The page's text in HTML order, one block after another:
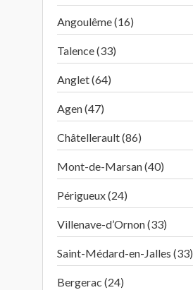
Angoulême (16)
Talence (33)
Anglet (64)
Agen (47)
Châtellerault (86)
Mont-de-Marsan (40)
Périgueux (24)
Villenave-d’Ornon (33)
Saint-Médard-en-Jalles (33)
Bergerac (24)